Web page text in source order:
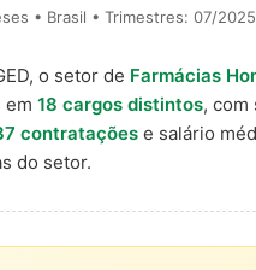
• Brasil • Trimestres: 07/
o setor de Farmácias
em 18 cargos distintos, com
contratações e salário
do setor.